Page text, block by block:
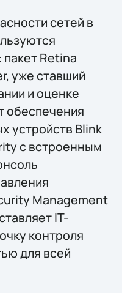
сетей в
Retina
уже ставший
и оценке
обеспечения
устройств Blink
с встроенным
Management
IT-
контроля
для всей